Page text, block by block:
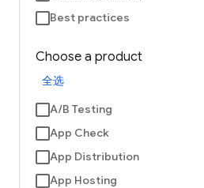
Best practices
Choose a product
全选
A/B Testing
App Check
App Distribution
App Hosting